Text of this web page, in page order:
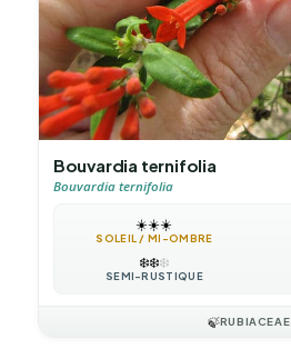
Bouvardia ternifolia
Bouvardia ternifolia
☀️☀️☀️
SOLEIL / MI-OMBRE
❄️❄️❄️
SEMI-RUSTIQUE
🍃RUBIACEAE